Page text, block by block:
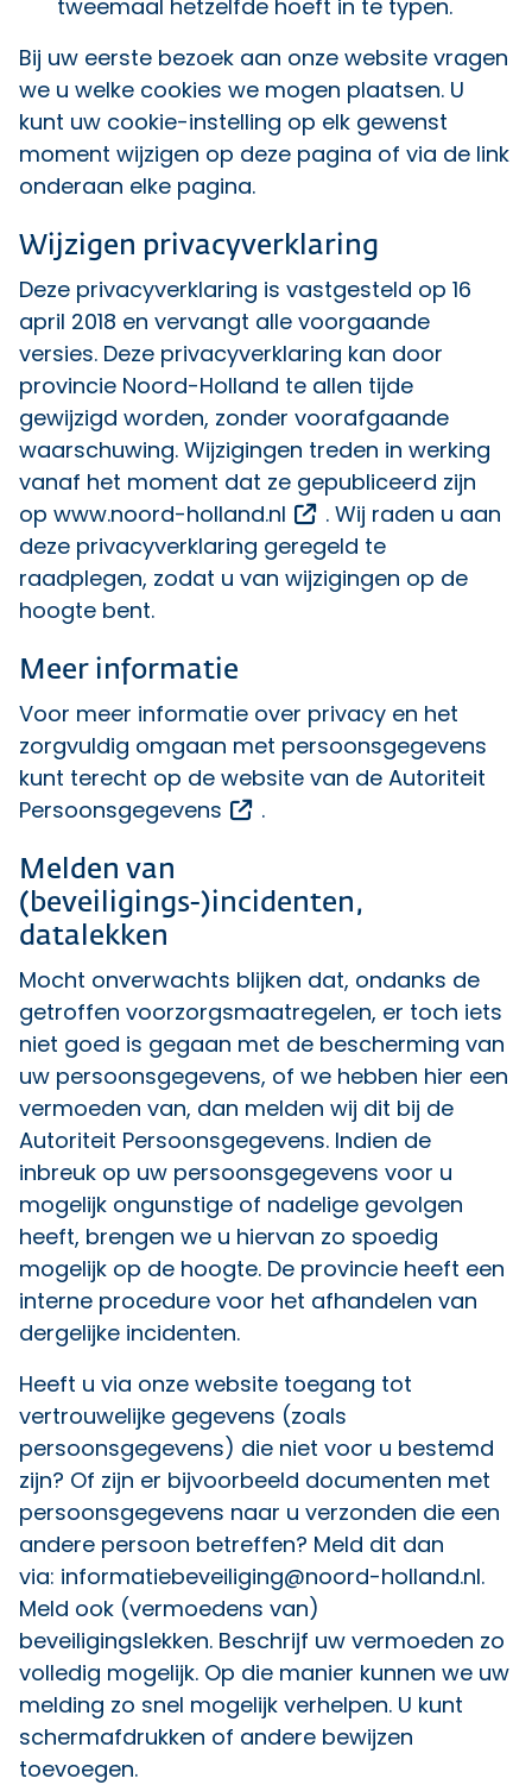
tweemaal hetzelfde hoeft in te typen.
Bij uw eerste bezoek aan onze website vragen
we u welke cookies we mogen plaatsen. U
kunt uw cookie-instelling op elk gewenst
moment wijzigen op deze pagina of via de link
onderaan elke pagina.
Wijzigen privacyverklaring
Deze privacyverklaring is vastgesteld op 16
april 2018 en vervangt alle voorgaande
versies. Deze privacyverklaring kan door
provincie Noord-Holland te allen tijde
gewijzigd worden, zonder voorafgaande
waarschuwing. Wijzigingen treden in werking
vanaf het moment dat ze gepubliceerd zijn
op www.noord-holland.nl Opent een externe
. Wij raden u aan
deze privacyverklaring geregeld te
raadplegen, zodat u van wijzigingen op de
hoogte bent.
Meer informatie
Voor meer informatie over privacy en het
zorgvuldig omgaan met persoonsgegevens
kunt terecht op de website van de Autoriteit
Persoonsgegevens
Opent een externe link
.
Melden van
(beveiligings-)incidenten,
datalekken
Mocht onverwachts blijken dat, ondanks de
getroffen voorzorgsmaatregelen, er toch iets
niet goed is gegaan met de bescherming van
uw persoonsgegevens, of we hebben hier een
vermoeden van, dan melden wij dit bij de
Autoriteit Persoonsgegevens. Indien de
inbreuk op uw persoonsgegevens voor u
mogelijk ongunstige of nadelige gevolgen
heeft, brengen we u hiervan zo spoedig
mogelijk op de hoogte. De provincie heeft een
interne procedure voor het afhandelen van
dergelijke incidenten.
Heeft u via onze website toegang tot
vertrouwelijke gegevens (zoals
persoonsgegevens) die niet voor u bestemd
zijn? Of zijn er bijvoorbeeld documenten met
persoonsgegevens naar u verzonden die een
andere persoon betreffen? Meld dit dan
via: informatiebeveiliging@noord-holland.nl.
Meld ook (vermoedens van)
beveiligingslekken. Beschrijf uw vermoeden zo
volledig mogelijk. Op die manier kunnen we uw
melding zo snel mogelijk verhelpen. U kunt
schermafdrukken of andere bewijzen
toevoegen.